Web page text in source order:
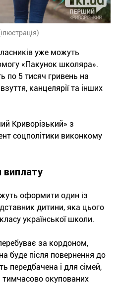
уже можуть
«Пакунок школяра».
по 5 тисяч гривень на
канцелярії та інших
Криворізький» з
соцполітики виконкому
оформити один із
дитини, яка цього
української школи.
за кордоном,
буде після повернення до
передбачена і для сімей,
тимчасово окупованих